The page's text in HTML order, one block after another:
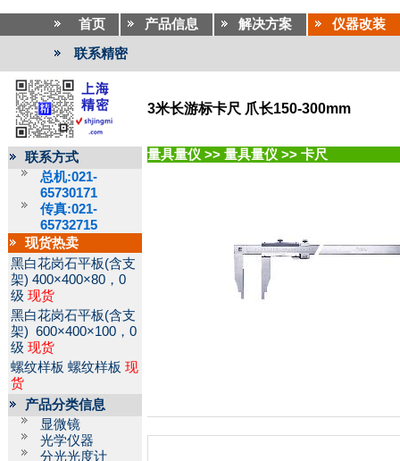
首页 产品信息 解决方案 仪器改装
联系精密
3米长游标卡尺 爪长150-300mm
联系方式
总机:021-
65730171
传真:021-
65732715
现货热卖
黑白花岗石平板(含支
架) 400×400×80，0
级 现货
黑白花岗石平板(含支
架) 600×400×100，0
级 现货
螺纹样板 螺纹样板 现
货
产品分类信息
显微镜
光学仪器
分光光度计
量具量仪 >> 量具量仪 >> 卡尺